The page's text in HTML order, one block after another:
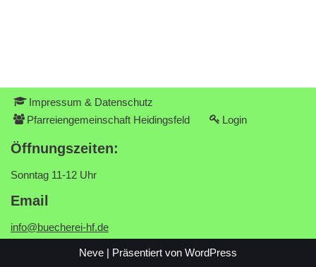
Impressum & Datenschutz
Pfarreiengemeinschaft Heidingsfeld
Login
Öffnungszeiten:
Sonntag 11-12 Uhr
Email
info@buecherei-hf.de
Neve | Präsentiert von WordPress